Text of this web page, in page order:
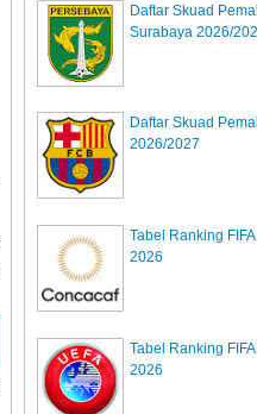
Daftar Skuad
Surabaya 2026/
Daftar Skuad
2026/2027
Tabel Ranking
2026
Tabel Ranking
2026